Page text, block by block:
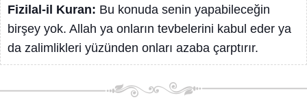
Fizilal-il Kuran: Bu konuda senin yapabileceğin
birşey yok. Allah ya onların tevbelerini kabul eder ya
da zalimlikleri yüzünden onları azaba çarptırır.